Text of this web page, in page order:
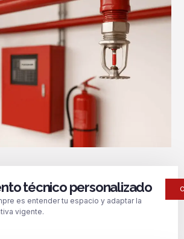
técnico personalizado
es entender tu espacio y adaptar la
vigente.